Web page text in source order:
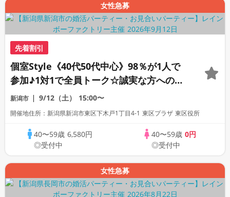
女性急募
先着割引
個室Style《40代50代中心》98％が1人で
参加♪1対1で全員トーク☆誠実な方への婚
活パーティー
新潟市 9/12（土） 15:00〜
開催地住所：新潟県新潟市東区下木戸1丁目4-1 東区プラザ 東区役所
40〜59歳 6,580円
◎受付中
40〜59歳 0円
◎受付中
女性急募